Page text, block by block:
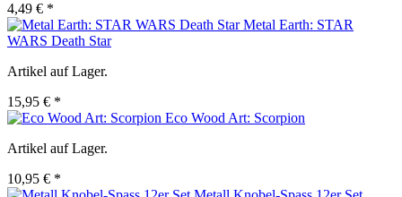
4,49 € *
Metal Earth: STAR
WARS Death Star
Artikel auf Lager.
15,95 € *
Eco Wood Art: Scorpion
Artikel auf Lager.
10,95 € *